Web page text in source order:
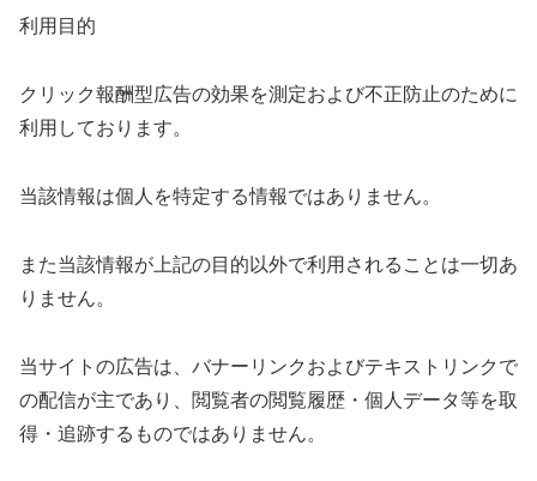
利用目的
クリック報酬型広告の効果を測定および不正防止のために
利用しております。
当該情報は個人を特定する情報ではありません。
また当該情報が上記の目的以外で利用されることは一切あ
りません。
当サイトの広告は、バナーリンクおよびテキストリンクで
の配信が主であり、閲覧者の閲覧履歴・個人データ等を取
得・追跡するものではありません。